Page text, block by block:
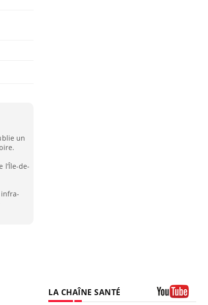
un
l’Île-de-
LA CHAÎNE SANTÉ